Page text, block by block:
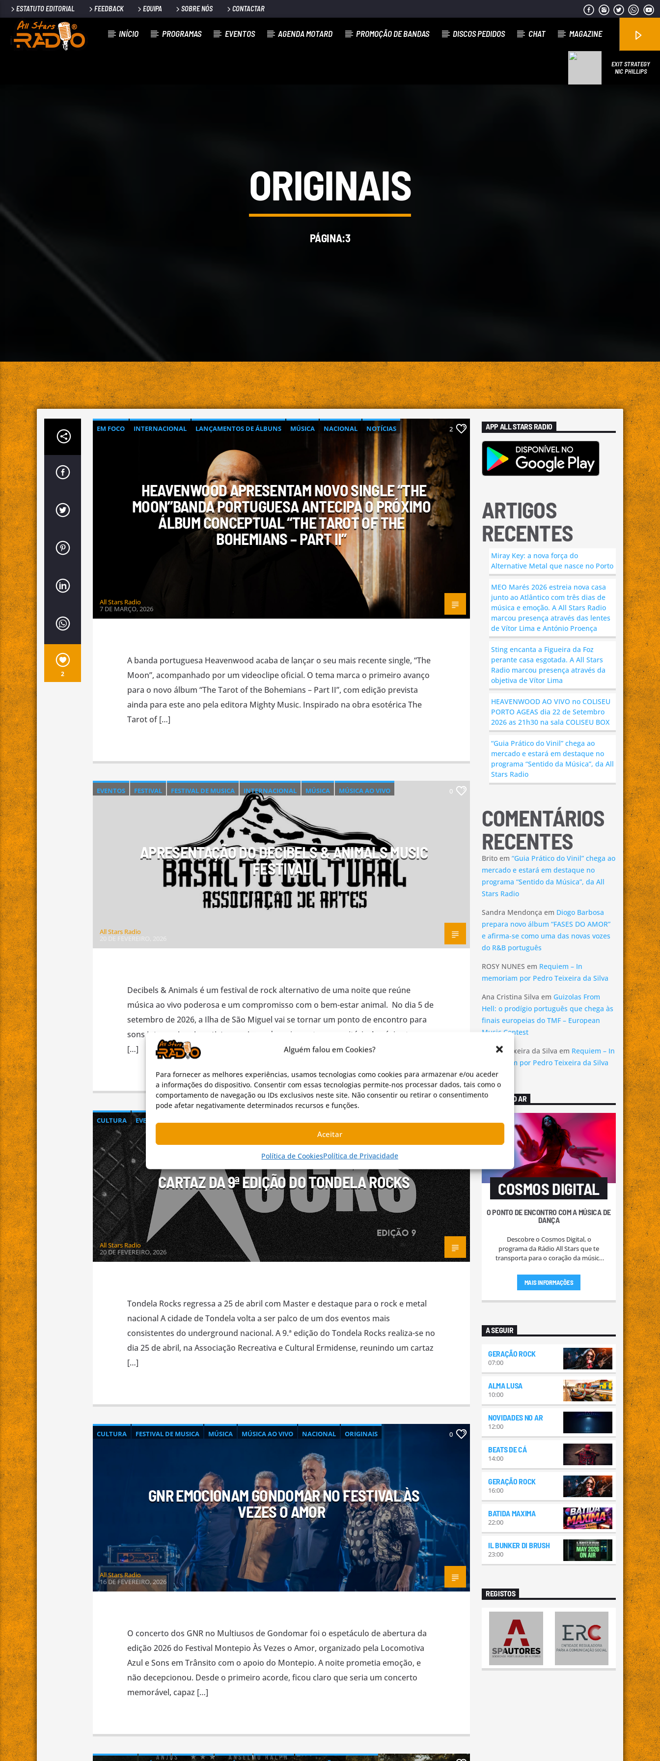
Alguém falou em Cookies?
Para fornecer as melhores experiências, usamos tecnologias como cookies para armazenar e/ou aceder
a informações do dispositivo. Consentir com essas tecnologias permite-nos processar dados, tais como o
comportamento de navegação ou IDs exclusivos neste site. Não consentir ou retirar o consentimento
pode afetar negativamente determinados recursos e funções.
Aceitar
Política de CookiesPolítica de Privacidade
ESTATUTO EDITORIAL FEEDBACK EQUIPA SOBRE NÓS CONTACTAR
INÍCIO PROGRAMAS EVENTOS AGENDA MOTARD PROMOÇÃO DE BANDAS DISCOS PEDIDOS CHAT MAGAZINE
EXIT STRATEGY
NIC PHILLIPS
ORIGINAIS
PÁGINA:3
2
EM FOCO INTERNACIONAL LANÇAMENTOS DE ÁLBUNS MÚSICA NACIONAL
NOTÍCIAS
2
HEAVENWOOD APRESENTAM NOVO SINGLE “THE
MOON”BANDA PORTUGUESA ANTECIPA O PRÓXIMO
ÁLBUM CONCEPTUAL “THE TAROT OF THE
BOHEMIANS – PART II”
All Stars Radio
7 DE MARÇO, 2026
A banda portuguesa Heavenwood acaba de lançar o seu mais recente single, “The
Moon”, acompanhado por um videoclipe oficial. O tema marca o primeiro avanço
para o novo álbum “The Tarot of the Bohemians – Part II”, com edição prevista
ainda para este ano pela editora Mighty Music. Inspirado na obra esotérica The
Tarot of […]
EVENTOS FESTIVAL FESTIVAL DE MUSICA INTERNACIONAL MÚSICA
MÚSICA AO VIVO
0
APRESENTAÇÃO DO DECIBELS & ANIMALS MUSIC
FESTIVAL
All Stars Radio
Decibels & Animals é um festival de rock alternativo de uma noite que reúne
música ao vivo poderosa e um compromisso com o bem-estar animal. No dia 5 de
setembro de 2026, a Ilha de São Miguel vai se tornar um ponto de encontro para
sons internacionais, artistas apaixonados e impacto comunitário.A música tem o
[…]
CULTURA EVENTOS
MÚSICA
MÚSICA AO VIVO
PARCERIAS
PROMOÇÃO DE ARTISTA
0
CARTAZ DA 9ª EDIÇÃO DO TONDELA ROCKS
All Stars Radio
20 DE FEVEREIRO, 2026
Tondela Rocks regressa a 25 de abril com Master e destaque para o rock e metal
nacional A cidade de Tondela volta a ser palco de um dos eventos mais
consistentes do underground nacional. A 9.ª edição do Tondela Rocks realiza-se no
dia 25 de abril, na Associação Recreativa e Cultural Ermidense, reunindo um cartaz
[…]
CULTURA FESTIVAL DE MUSICA MÚSICA MÚSICA AO VIVO NACIONAL
ORIGINAIS
0
GNR EMOCIONAM GONDOMAR NO FESTIVAL ÀS
VEZES O AMOR
All Stars Radio
16 DE FEVEREIRO, 2026
O concerto dos GNR no Multiusos de Gondomar foi o espetáculo de abertura da
edição 2026 do Festival Montepio Às Vezes o Amor, organizado pela Locomotiva
Azul e Sons em Trânsito com o apoio do Montepio. A noite prometia emoção, e
não decepcionou. Desde o primeiro acorde, ficou claro que seria um concerto
memorável, capaz […]
APP ALL STARS RADIO
ARTIGOS
RECENTES
Miray Key: a nova força do
Alternative Metal que nasce no Porto
MEO Marés 2026 estreia nova casa
junto ao Atlântico com três dias de
música e emoção. A All Stars Radio
marcou presença através das lentes
de Vítor Lima e António Proença
Sting encanta a Figueira da Foz
perante casa esgotada. A All Stars
Radio marcou presença através da
objetiva de Vítor Lima
HEAVENWOOD AO VIVO no COLISEU
PORTO AGEAS dia 22 de Setembro
2026 as 21h30 na sala COLISEU BOX
“Guia Prático do Vinil” chega ao
mercado e estará em destaque no
programa “Sentido da Música”, da All
Stars Radio
COMENTÁRIOS
RECENTES
Brito em “Guia Prático do Vinil” chega ao
mercado e estará em destaque no
programa “Sentido da Música”, da All
Stars Radio
Sandra Mendonça em Diogo Barbosa
prepara novo álbum “FASES DO AMOR”
e afirma-se como uma das novas vozes
do R&B português
ROSY NUNES em Requiem – In
memoriam por Pedro Teixeira da Silva
Ana Cristina Silva em Guizolas From
Hell: o prodígio português que chega às
finais europeias do TMF – European
Music Contest
Pedro Teixeira da Silva em Requiem – In
memoriam por Pedro Teixeira da Silva
AGORA NO AR
COSMOS DIGITAL
O PONTO DE ENCONTRO COM A MÚSICA DE
DANÇA
Descobre o Cosmos Digital, o
programa da Rádio All Stars que te
transporta para o coração da música
interrupções, apenas a energia pura
das melhores batidas do momento.
MAIS INFORMAÇÕES
A SEGUIR
GERAÇÃO ROCK
07:00
ALMA LUSA
10:00
NOVIDADES NO AR
12:00
BEATS DE CÁ
14:00
GERAÇÃO ROCK
16:00
BATIDA MAXIMA
22:00
IL BUNKER DI BRUSH
23:00
REGISTOS